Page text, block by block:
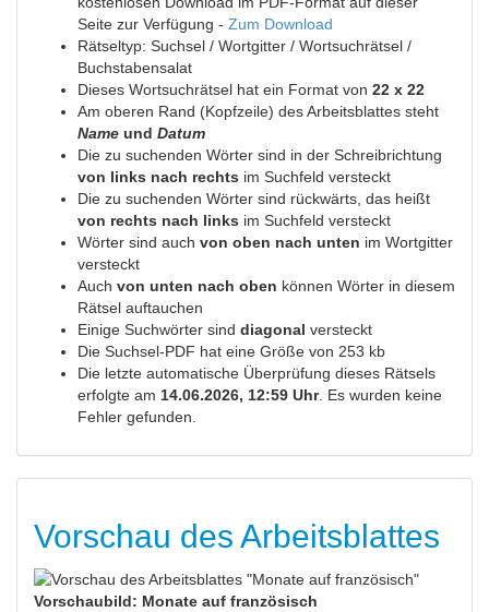
Seite zur Verfügung - Zum Download
Rätseltyp: Suchsel / Wortgitter / Wortsuchrätsel /
Buchstabensalat
Dieses Wortsuchrätsel hat ein Format von 22 x 22
Am oberen Rand (Kopfzeile) des Arbeitsblattes steht
Name und Datum
Die zu suchenden Wörter sind in der Schreibrichtung
von links nach rechts im Suchfeld versteckt
Die zu suchenden Wörter sind rückwärts, das heißt
von rechts nach links im Suchfeld versteckt
Wörter sind auch von oben nach unten im Wortgitter
versteckt
Auch von unten nach oben können Wörter in diesem
Rätsel auftauchen
Einige Suchwörter sind diagonal versteckt
Die Suchsel-PDF hat eine Größe von 253 kb
Die letzte automatische Überprüfung dieses Rätsels
erfolgte am 14.06.2026, 12:59 Uhr. Es wurden keine
Fehler gefunden.
Vorschau des Arbeitsblattes
Vorschaubild: Monate auf französisch